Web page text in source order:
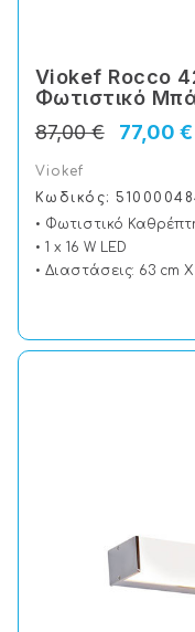
Viokef Rocco
Φωτιστικό
77,00 €
87,00 €
Viokef
Κωδικός:
• Φωτιστικό
• 1 x 16 W LED
• Διαστάσεις: 63 cm X